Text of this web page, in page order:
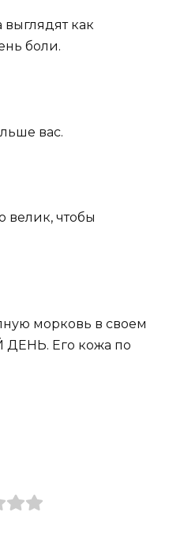
как
боли.
вас.
велик, чтобы
морковь в своем
Его кожа по